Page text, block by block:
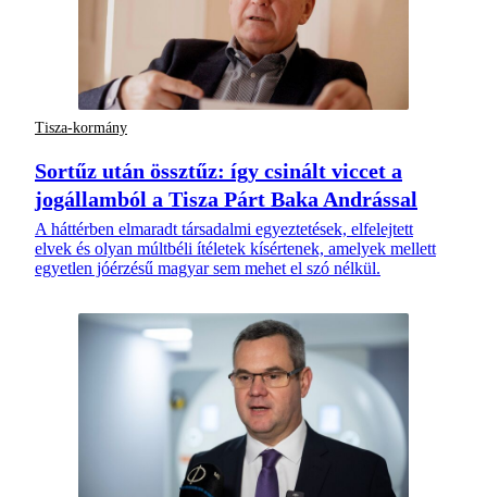
Tisza-kormány
Sortűz után össztűz: így csinált viccet a
jogállamból a Tisza Párt Baka Andrással
A háttérben elmaradt társadalmi egyeztetések, elfelejtett
elvek és olyan múltbéli ítéletek kísértenek, amelyek mellett
egyetlen jóérzésű magyar sem mehet el szó nélkül.